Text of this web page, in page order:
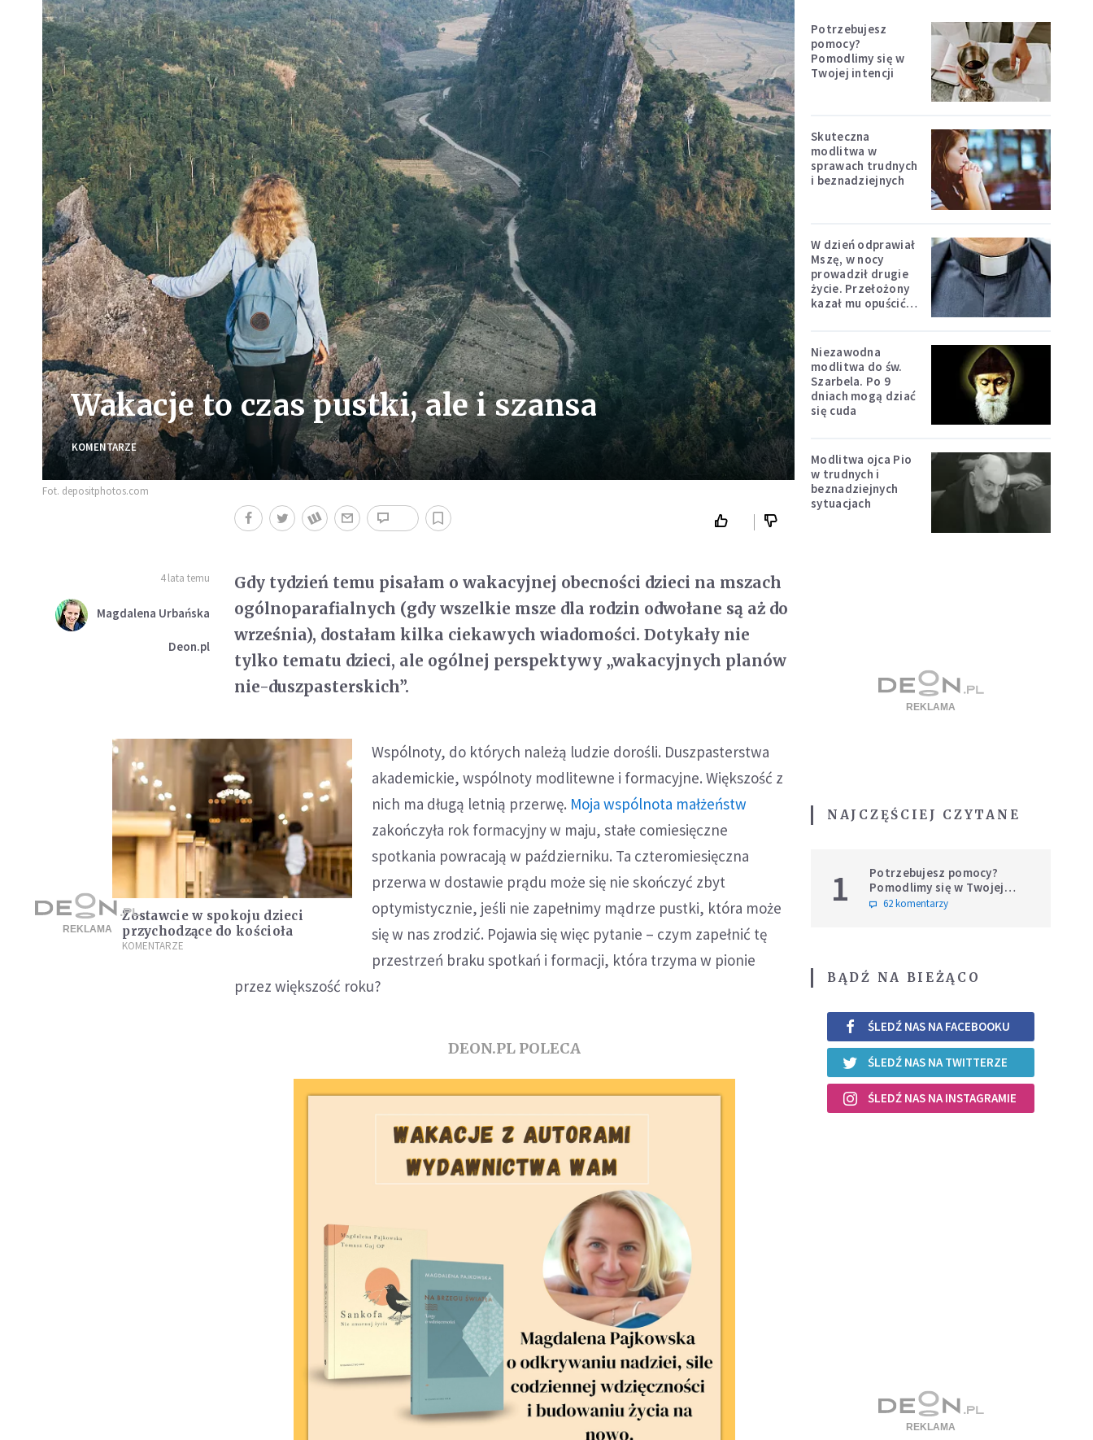
Wakacje to czas pustki, ale i szansa
KOMENTARZE
Fot. depositphotos.com
4 lata temu
Magdalena Urbańska
Deon.pl
Gdy tydzień temu pisałam o wakacyjnej obecności dzieci na mszach
ogólnoparafialnych (gdy wszelkie msze dla rodzin odwołane są aż do
września), dostałam kilka ciekawych wiadomości. Dotykały nie
tylko tematu dzieci, ale ogólnej perspektywy „wakacyjnych planów
nie-duszpasterskich”.
Zostawcie w spokoju dzieci
przychodzące do kościoła
KOMENTARZE
Wspólnoty, do których należą ludzie dorośli. Duszpasterstwa
akademickie, wspólnoty modlitewne i formacyjne. Większość z
nich ma długą letnią przerwę. Moja wspólnota małżeństw
zakończyła rok formacyjny w maju, stałe comiesięczne
spotkania powracają w październiku. Ta czteromiesięczna
przerwa w dostawie prądu może się nie skończyć zbyt
optymistycznie, jeśli nie zapełnimy mądrze pustki, która może
się w nas zrodzić. Pojawia się więc pytanie – czym zapełnić tę
przestrzeń braku spotkań i formacji, która trzyma w pionie
przez większość roku?
DEON.PL POLECA
Potrzebujesz
pomocy?
Pomodlimy się w
Twojej intencji
Skuteczna
modlitwa w
sprawach trudnych
i beznadziejnych
W dzień odprawiał
Mszę, w nocy
prowadził drugie
życie. Przełożony
kazał mu opuścić
Niezawodna
modlitwa do św.
Szarbela. Po 9
dniach mogą dziać
się cuda
Modlitwa ojca Pio
w trudnych i
beznadziejnych
sytuacjach
NAJCZĘŚCIEJ CZYTANE
1
Potrzebujesz pomocy?
Pomodlimy się w Twojej
intencji
62 komentarzy
BĄDŹ NA BIEŻĄCO
ŚLEDŹ NAS NA FACEBOOKU
ŚLEDŹ NAS NA TWITTERZE
ŚLEDŹ NAS NA INSTAGRAMIE